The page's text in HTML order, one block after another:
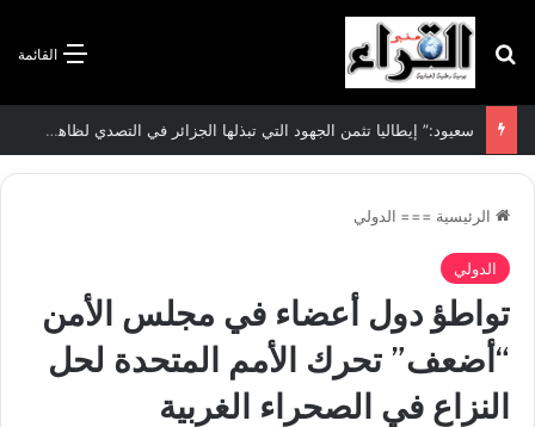
القائمة بحث عن
الاتفاقية الأممية بشأن تغير المناخ :الجزائر تودع مساهمتها الوطنية المحددة لسنة 2026
الرئيسية === الدولي
الدولي
تواطؤ دول أعضاء في مجلس الأمن
“أضعف” تحرك الأمم المتحدة لحل
النزاع في الصحراء الغربية